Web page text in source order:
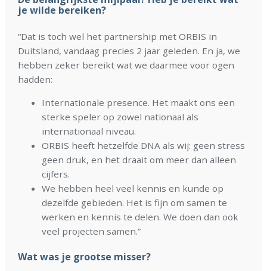
je wilde bereiken?
“Dat is toch wel het partnership met ORBIS in
Duitsland, vandaag precies 2 jaar geleden. En ja, we
hebben zeker bereikt wat we daarmee voor ogen
hadden:
Internationale presence. Het maakt ons een
sterke speler op zowel nationaal als
internationaal niveau.
ORBIS heeft hetzelfde DNA als wij: geen stress
geen druk, en het draait om meer dan alleen
cijfers.
We hebben heel veel kennis en kunde op
dezelfde gebieden. Het is fijn om samen te
werken en kennis te delen. We doen dan ook
veel projecten samen.”
Wat was je grootse misser?